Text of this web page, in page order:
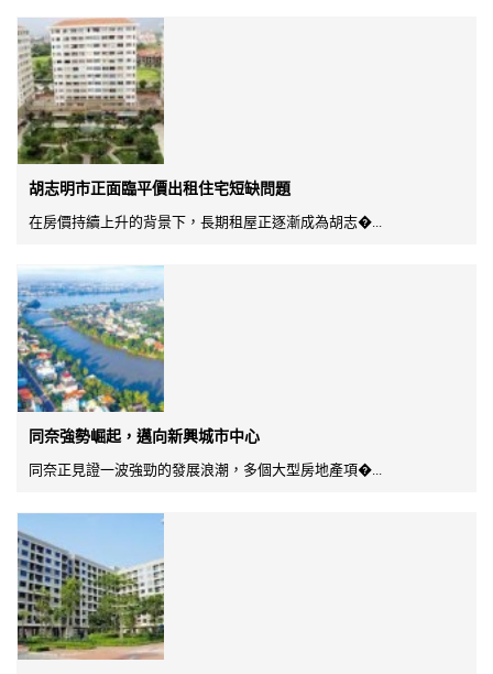
胡志明市正面臨平價出租住宅短缺問題
在房價持續上升的背景下，長期租屋正逐漸成為胡志�...
同奈強勢崛起，邁向新興城市中心
同奈正見證一波強勁的發展浪潮，多個大型房地產項�...